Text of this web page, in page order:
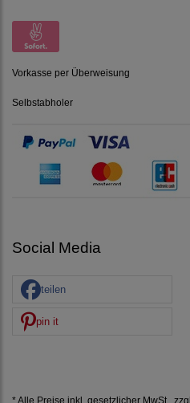
Vorkasse per Überweisung
Selbstabholer
Social Media
teilen
pin it
* Alle Preise inkl. gesetzlicher MwSt., zzgl.